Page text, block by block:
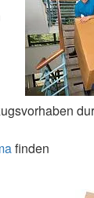
finden